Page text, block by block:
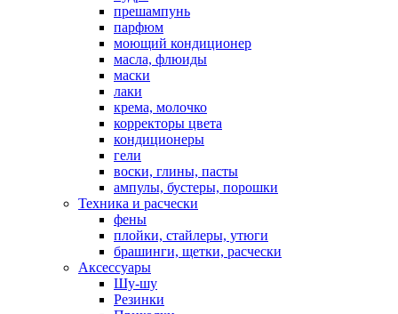
прешампунь
парфюм
моющий кондиционер
масла, флюиды
маски
лаки
крема, молочко
корректоры цвета
кондиционеры
гели
воски, глины, пасты
ампулы, бустеры, порошки
Техника и расчески
фены
плойки, стайлеры, утюги
брашинги, щетки, расчески
Аксессуары
Шу-шу
Резинки